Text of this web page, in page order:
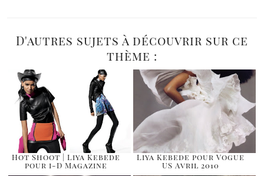
D'autres sujets à découvrir sur ce
thème :
Hot Shoot | Liya Kebede
pour i-D Magazine
Liya Kebede pour Vogue
US Avril 2010